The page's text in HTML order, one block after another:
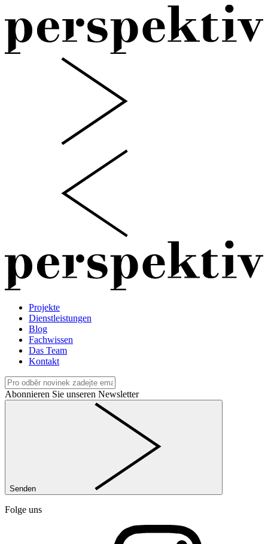
Projekte
Dienstleistungen
Blog
Fachwissen
Das Team
Kontakt
Abonnieren Sie unseren Newsletter
Senden
Folge uns